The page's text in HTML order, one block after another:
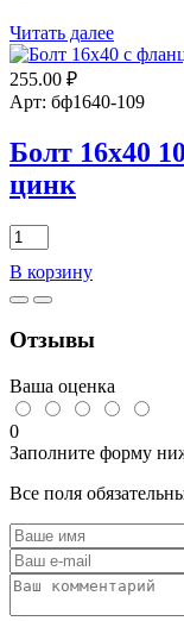
Читать далее
255.00 ₽
Арт: бф1640-109
Болт 16х40
цинк
Количество
товара
Болт
16х40
с
DIN
6921
цинк
В корзину
Отзывы
Ваша оценка
0
Заполните форму
Все поля